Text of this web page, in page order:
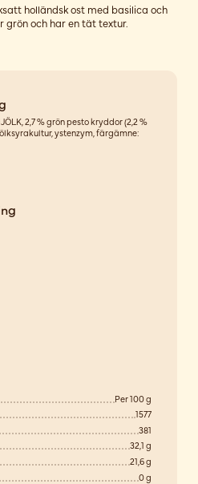
holländsk ost med basilica och
grön och har en tät textur.
2,7 % grön pesto kryddor (2,2 %
ystenzym, färgämne:
Per 100 g
1577
381
32,1 g
21,6 g
0 g